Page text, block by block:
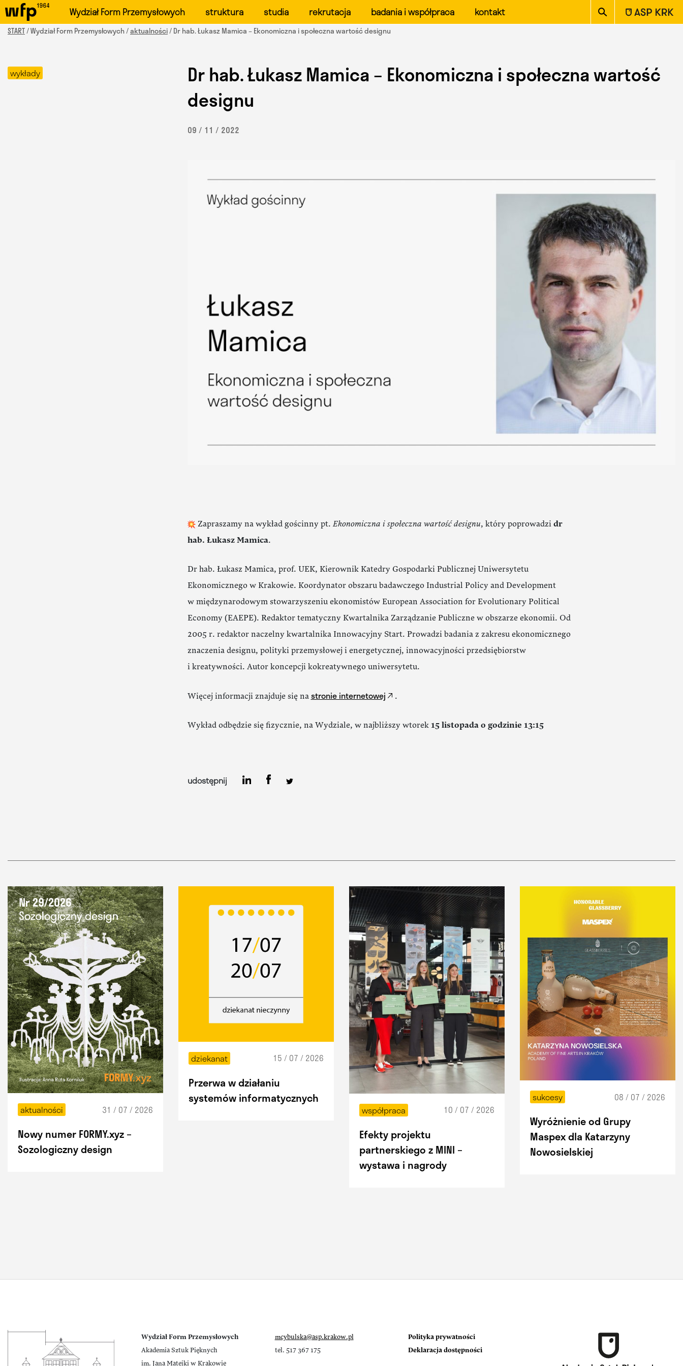
Oficjalna witryna Wydziału Form Przemysłowych ASP w Krakowie
Wydział Form Przemysłowych struktura studia rekrutacja badania i współpraca kontakt
START/ Wydział Form Przemysłowych /aktualności/ Dr hab. Łukasz Mamica – Ekonomiczna i społeczna wartość designu
wykłady
Dr hab. Łukasz Mamica – Ekonomiczna i społeczna wartość
designu
09 / 11 / 2022
Zapraszamy na wykład gościnny pt.Ekonomiczna i społeczna wartość designu, który poprowadzi dr
hab. Łukasz Mamica.
Dr hab. Łukasz Mamica, prof. UEK, Kierownik Katedry Gospodarki Publicznej Uniwersytetu
Ekonomicznego w Krakowie. Koordynator obszaru badawczego Industrial Policy and Development
w międzynarodowym stowarzyszeniu ekonomistów European Association for Evolutionary Political
Economy (EAEPE). Redaktor tematyczny Kwartalnika Zarządzanie Publiczne w obszarze ekonomii. Od
2005 r. redaktor naczelny kwartalnika Innowacyjny Start. Prowadzi badania z zakresu ekonomicznego
znaczenia designu, polityki przemysłowej i energetycznej, innowacyjności przedsiębiorstw
i kreatywności. Autor koncepcji kokreatywnego uniwersytetu.
Więcej informacji znajduje się na stronie internetowej .
Wykład odbędzie się fizycznie, na Wydziale, w najbliższy wtorek 15 listopada o godzinie 13:15
udostępnij
aktualności 31 / 07 / 2026
Nowy numer FORMY.xyz –
Sozologiczny design
dziekanat 15 / 07 / 2026
Przerwa w działaniu
systemów informatycznych
współpraca 10 / 07 / 2026
Efekty projektu
partnerskiego z MINI –
wystawa i nagrody
sukcesy 08 / 07 / 2026
Wyróżnienie od Grupy
Maspex dla Katarzyny
Nowosielskiej
Wydział Form Przemysłowych
Akademia Sztuk Pięknych
im. Jana Matejki w Krakowie
mcybulska@asp.krakow.pl
tel. 517 367 175
Polityka prywatności
Deklaracja dostępności